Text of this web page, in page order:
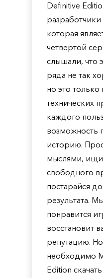
Definitive
которая
четвертой
слышали, что
ряда не так
но это только
технических
каждого
возможность
историю.
мыслями,
свободного
постарайся
результата.
понравится
восстановит
репутацию.
необходимо
Edition